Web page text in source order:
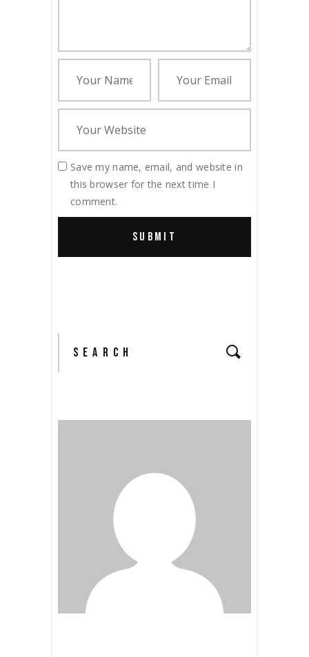
Save my name, email, and website in
this browser for the next time I
comment.